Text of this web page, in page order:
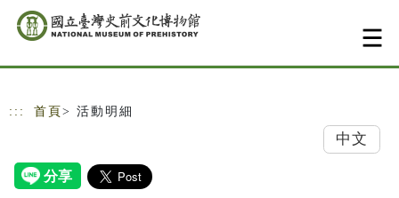
跳到主要內容
網站導覽
::: 首頁 > 活動明細
中文